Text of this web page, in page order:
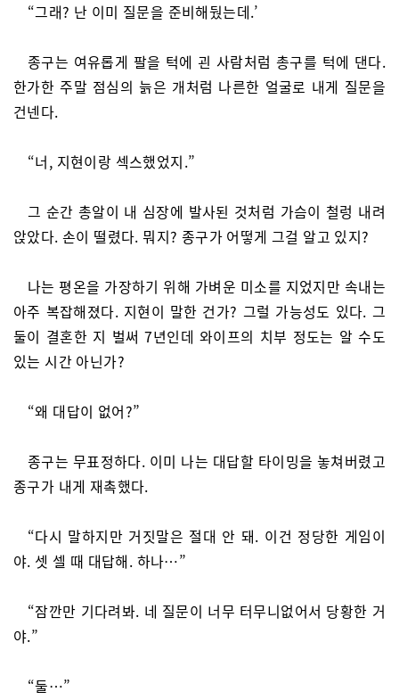
“그래? 난 이미 질문을 준비해뒀는데.’
종구는 여유롭게 팔을 턱에 괸 사람처럼 총구를 턱에 댄다.
한가한 주말 점심의 늙은 개처럼 나른한 얼굴로 내게 질문을
건넨다.
“너, 지현이랑 섹스했었지.”
그 순간 총알이 내 심장에 발사된 것처럼 가슴이 철렁 내려
앉았다. 손이 떨렸다. 뭐지? 종구가 어떻게 그걸 알고 있지?
나는 평온을 가장하기 위해 가벼운 미소를 지었지만 속내는
아주 복잡해졌다. 지현이 말한 건가? 그럴 가능성도 있다. 그
둘이 결혼한 지 벌써 7년인데 와이프의 치부 정도는 알 수도
있는 시간 아닌가?
“왜 대답이 없어?”
종구는 무표정하다. 이미 나는 대답할 타이밍을 놓쳐버렸고
종구가 내게 재촉했다.
“다시 말하지만 거짓말은 절대 안 돼. 이건 정당한 게임이
야. 셋 셀 때 대답해. 하나…”
“잠깐만 기다려봐. 네 질문이 너무 터무니없어서 당황한 거
야.”
“둘…”